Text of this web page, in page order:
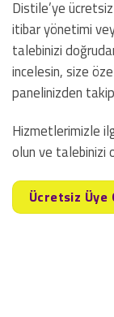
Distile’ye
itibar yönetimi
talebinizi
incelesin, size
panelinizden
Hizmetlerimizle
olun ve talebinizi
Ücretsiz Üye